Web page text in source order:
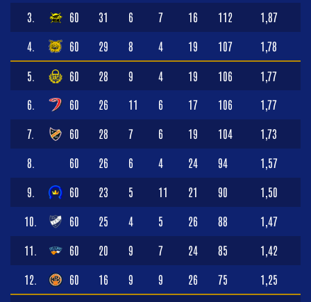
3. 60 31 6 7 16 112 1,87
4. 60 29 8 4 19 107 1,78
5. 60 28 9 4 19 106 1,77
6. 60 26 11 6 17 106 1,77
7. 60 28 7 6 19 104 1,73
8. 60 26 6 4 24 94 1,57
9. 60 23 5 11 21 90 1,50
10. 60 25 4 5 26 88 1,47
11. 60 20 9 7 24 85 1,42
12. 60 16 9 9 26 75 1,25